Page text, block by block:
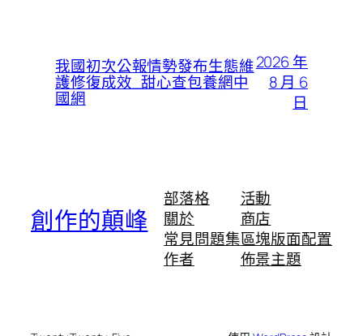
我國初次公報情勢發布生態維
護修復成效_甜心查包養網中
國網
2026 年
8 月 6
日
創作的顛峰
部落格
關於
常見問題集
作者
活動
商店
區塊版面配置
佈景主題